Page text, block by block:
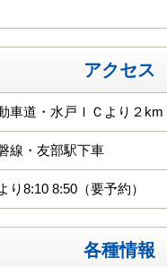
アクセス
車道・水戸ＩＣより２km
線・友部駅下車
り8:10 8:50（要予約）
各種情報